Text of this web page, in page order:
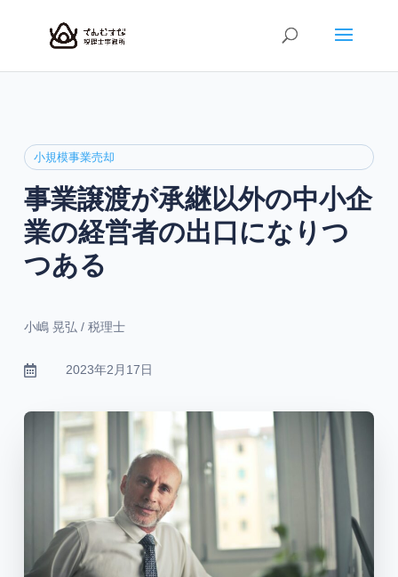
小規模事業売却
事業譲渡が承継以外の中小企
業の経営者の出口になりつ
つある
小嶋 晃弘 / 税理士
 2023年2月17日